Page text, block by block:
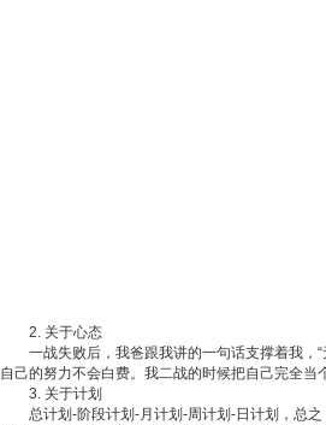
2. 关于心态
一战失败后，我爸跟我讲的一句话支撑着我，“
自己的努力不会白费。我二战的时候把自己完全当
3. 关于计划
总计划-阶段计划-月计划-周计划-日计划，总之